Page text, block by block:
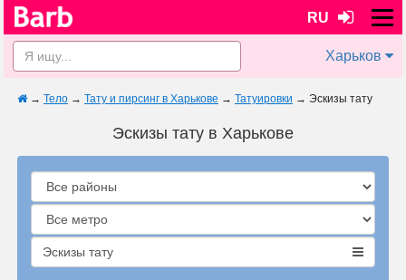
RU
Харьков
→ Тело → Тату и пирсинг в Харькове → Татуировки → Эскизы тату
Эскизы тату в Харькове
Эскизы тату